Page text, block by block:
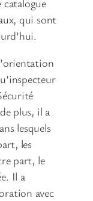
qui sont
plus, il a
lesquels
les
part, le
Il a
avec